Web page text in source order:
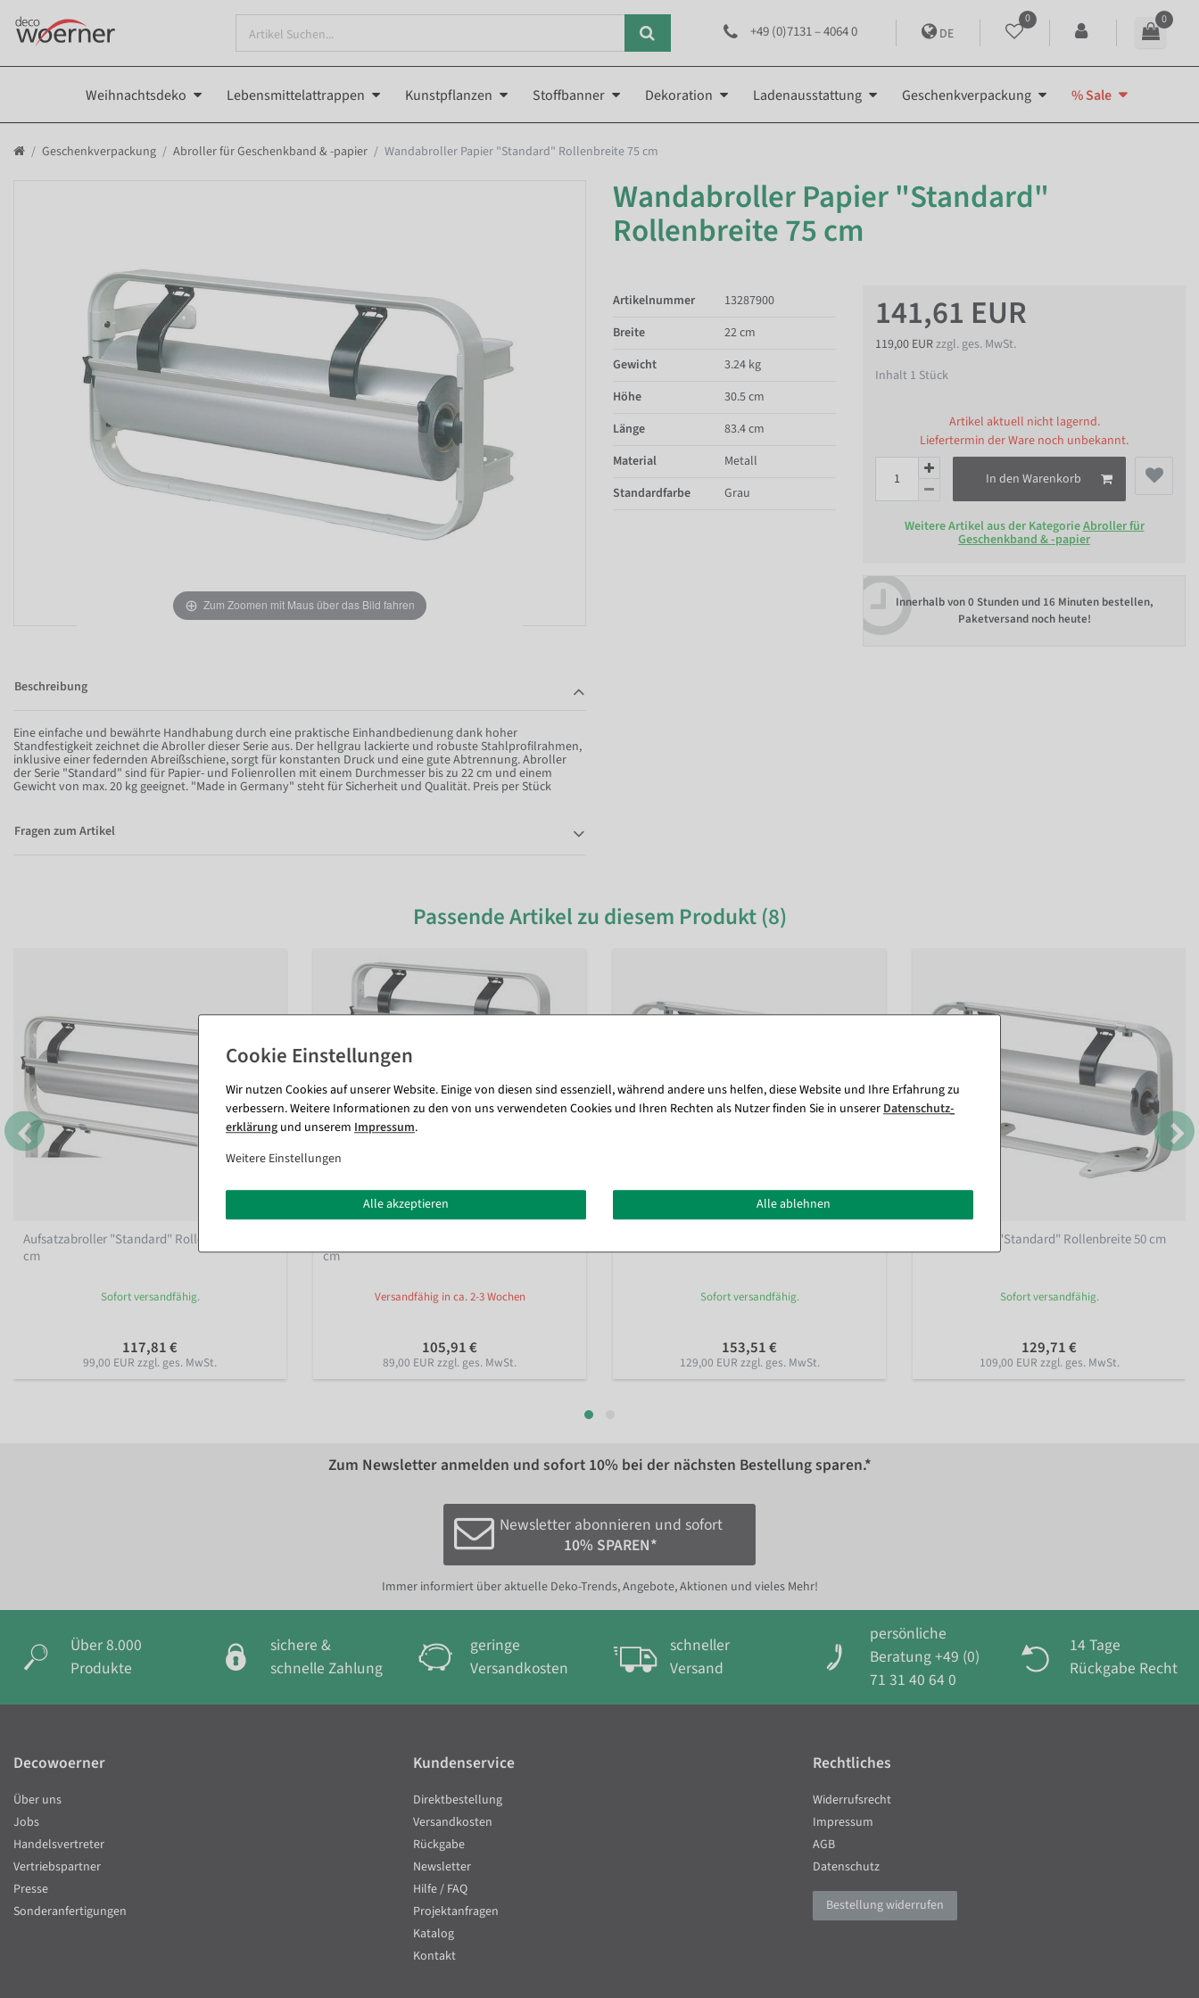
+49 (0)7131 – 4064 0 DE
0 0
Weihnachtsdeko Lebensmittelattrappen Kunstpflanzen Stoffbanner Dekoration Ladenausstattung Geschenkverpackung % Sale
Geschenkverpackung Abroller für Geschenkband & -papier Wandabroller Papier "Standard" Rollenbreite 75 cm
Zum Zoomen mit Maus über das Bild fahren
Wandabroller Papier "Standard"
Rollenbreite 75 cm
141,61 EUR
119,00 EURzzgl. ges. MwSt.
Inhalt 1 Stück
Artikel aktuell nicht lagernd.
Liefertermin der Ware noch unbekannt.
In den Warenkorb
Weitere Artikel aus der KategorieAbroller für
Geschenkband & -papier
Innerhalb von0 Stunden und 16 Minuten bestellen,
Paketversand noch heute!
Artikelnummer
13287900
Breite
22 cm
Gewicht
3.24 kg
Höhe
30.5 cm
Länge
83.4 cm
Material
Metall
Standardfarbe
Grau
Beschreibung
Eine einfache und bewährte Handhabung durch eine praktische Einhandbedienung dank hoher
Standfestigkeit zeichnet die Abroller dieser Serie aus. Der hellgrau lackierte und robuste Stahlprofilrahmen,
inklusive einer federnden Abreißschiene, sorgt für konstanten Druck und eine gute Abtrennung. Abroller
der Serie "Standard" sind für Papier- und Folienrollen mit einem Durchmesser bis zu 22 cm und einem
Gewicht von max. 20 kg geeignet. "Made in Germany" steht für Sicherheit und Qualität. Preis per Stück
Fragen zum Artikel
Passende Artikel zu diesem Produkt (8)
Aufsatzabroller "Standard" Rollenbreite 75
cm
Sofort versandfähig.
117,81 €
99,00 EUR zzgl. ges. MwSt.
cm
Versandfähig in ca. 2-3 Wochen
105,91 €
89,00 EUR zzgl. ges. MwSt.
Sofort versandfähig.
153,51 €
129,00 EUR zzgl. ges. MwSt.
Tischabroller "Standard" Rollenbreite 50 cm
Sofort versandfähig.
129,71 €
109,00 EUR zzgl. ges. MwSt.
Zum Newsletter anmelden und sofort 10% bei der nächsten Bestellung sparen.*
Newsletter abonnieren und sofort
10% SPAREN*
Immer informiert über aktuelle Deko-Trends, Angebote, Aktionen und vieles Mehr!
Über 8.000
Produkte
sichere &
schnelle Zahlung
geringe
Versandkosten
schneller
Versand
persönliche
Beratung +49 (0)
71 31 40 64 0
14 Tage
Rückgabe Recht
Wir nutzen Cookies auf unserer Website. Einige von diesen sind essenziell, während andere uns helfen, diese Website und Ihre Erfahrung zu
verbessern. Weitere Informationen zu den von uns verwendeten Cookies und Ihren Rechten als Nutzer finden Sie in unsererDaten­schutz­
erklärung und unserem Impressum.
Weitere Einstellungen
Alle akzeptieren Alle ablehnen
Decowoerner
Über uns
Jobs
Handelsvertreter
Vertriebspartner
Presse
Sonderanfertigungen
Kundenservice
Direktbestellung
Versandkosten
Rückgabe
Newsletter
Hilfe / FAQ
Projektanfragen
Katalog
Kontakt
Rechtliches
Widerrufsrecht
Impressum
AGB
Datenschutz
Bestellung widerrufen